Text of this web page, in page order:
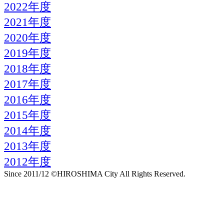
2022年度
2021年度
2020年度
2019年度
2018年度
2017年度
2016年度
2015年度
2014年度
2013年度
2012年度
Since 2011/12 ©HIROSHIMA City All Rights Reserved.